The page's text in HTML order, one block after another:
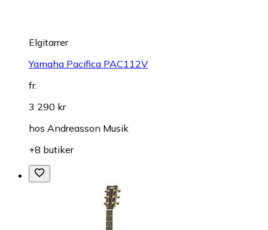
Elgitarrer
Yamaha Pacifica PAC112V
fr.
3 290 kr
hos Andreasson Musik
+8 butiker